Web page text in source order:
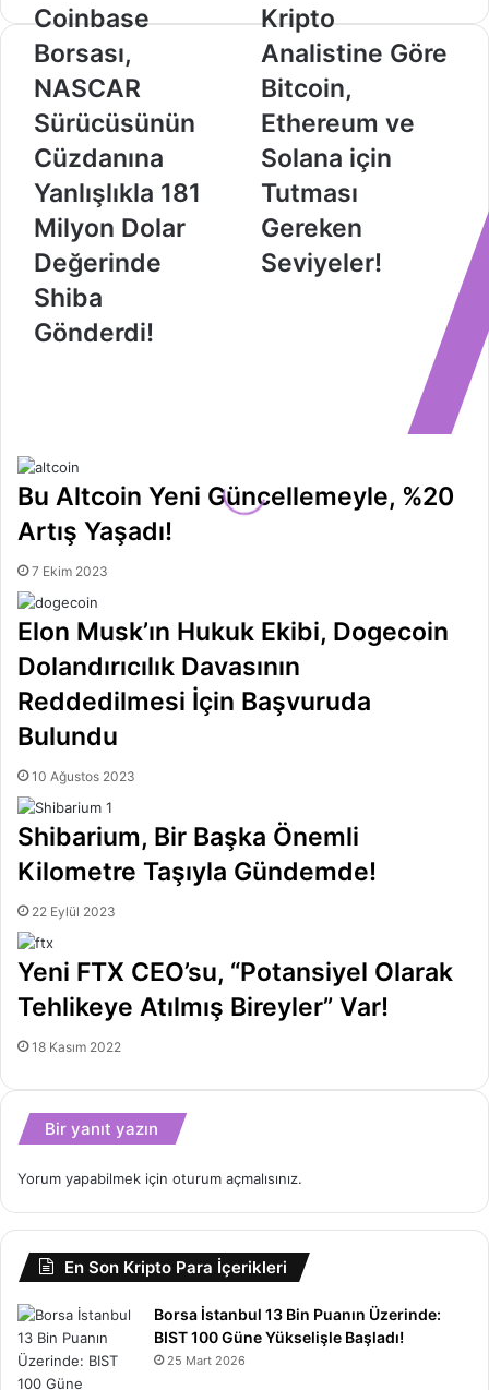
Coinbase
Borsası,
NASCAR
Sürücüsünün
Cüzdanına
Yanlışlıkla
181
Milyon
Dolar
Değerinde
Shiba
Gönderdi!
Coinbase
Borsası,
NASCAR
Sürücüsünün
Cüzdanına
Yanlışlıkla 181
Milyon Dolar
Değerinde
Shiba
Gönderdi!
Kripto
Analistine
Göre
Bitcoin,
Ethereum
ve
Solana
için
Tutması
Gereken
Seviyeler!
Kripto
Analistine Göre
Bitcoin,
Ethereum ve
Solana için
Tutması
Gereken
Seviyeler!
Bu Altcoin Yeni Güncellemeyle, %20
Artış Yaşadı!
7 Ekim 2023
Elon Musk’ın Hukuk Ekibi, Dogecoin
Dolandırıcılık Davasının
Reddedilmesi İçin Başvuruda
Bulundu
10 Ağustos 2023
Shibarium, Bir Başka Önemli
Kilometre Taşıyla Gündemde!
22 Eylül 2023
Yeni FTX CEO’su, “Potansiyel Olarak
Tehlikeye Atılmış Bireyler” Var!
18 Kasım 2022
Bir yanıt yazın
Yorum yapabilmek için oturum açmalısınız.
En Son Kripto Para İçerikleri
Borsa İstanbul 13 Bin Puanın Üzerinde:
BIST 100 Güne Yükselişle Başladı!
25 Mart 2026